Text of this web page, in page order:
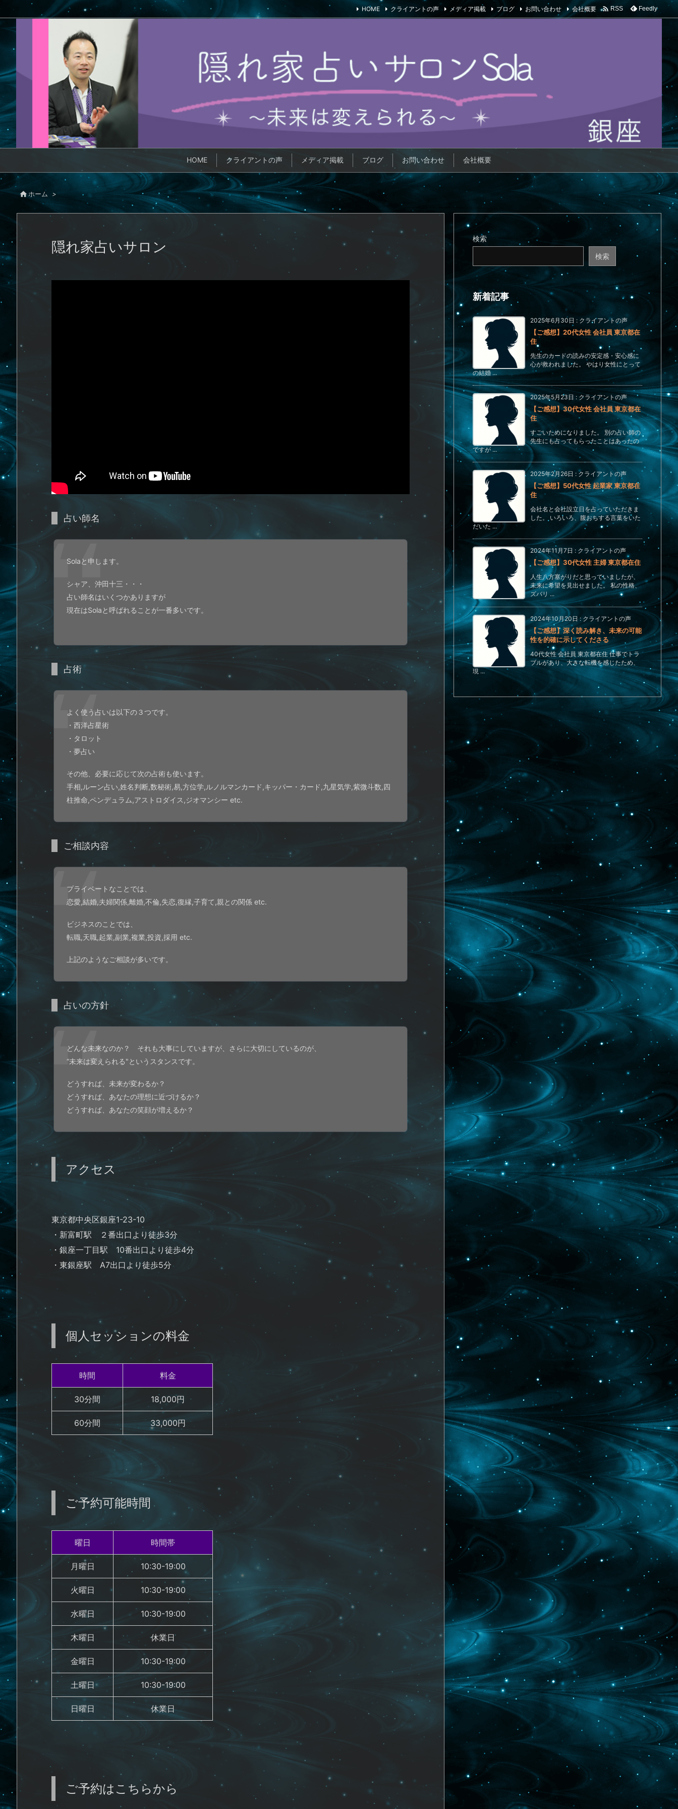
HOME クライアントの声 メディア掲載 ブログ お問い合わせ 会社概要
HOME クライアントの声 メディア掲載 ブログ お問い合わせ 会社概要  RSS Feedly
ホーム >
隠れ家占いサロン
占い師名
Solaと申します。
シャア、沖田十三・・・
占い師名はいくつかありますが
現在はSolaと呼ばれることが一番多いです。
占術
よく使う占いは以下の３つです。
・西洋占星術
・タロット
・夢占い
その他、必要に応じて次の占術も使います。
手相,ルーン占い,姓名判断,数秘術,易,方位学,ルノルマンカード,キッパー・カード,九星気学,紫微斗数,四
柱推命,ペンデュラム,アストロダイス,ジオマンシー etc.
ご相談内容
プライベートなことでは、
恋愛,結婚,夫婦関係,離婚,不倫,失恋,復縁,子育て,親との関係 etc.
ビジネスのことでは、
転職,天職,起業,副業,複業,投資,採用 etc.
上記のようなご相談が多いです。
占いの方針
どんな未来なのか？ それも大事にしていますが、さらに大切にしているのが、
“未来は変えられる"というスタンスです。
どうすれば、未来が変わるか？
どうすれば、あなたの理想に近づけるか？
どうすれば、あなたの笑顔が増えるか？
アクセス
東京都中央区銀座1-23-10
・新富町駅 ２番出口より徒歩3分
・銀座一丁目駅 10番出口より徒歩4分
・東銀座駅 A7出口より徒歩5分
個人セッションの料金
時間 料金
30分間 18,000円
60分間 33,000円
ご予約可能時間
曜日 時間帯
月曜日 10:30-19:00
火曜日 10:30-19:00
水曜日 10:30-19:00
木曜日 休業日
金曜日 10:30-19:00
土曜日 10:30-19:00
日曜日 休業日
ご予約はこちらから
検索
検索
新着記事
2025年6月30日 : クライアントの声
【ご感想】20代女性 会社員 東京都在
住
先生のカードの読みの安定感・安心感に
心が救われました。 やはり女性にとって
の結婚 ...
2025年5月23日 : クライアントの声
【ご感想】30代女性 会社員 東京都在
住
すごいためになりました。 別の占い師の
先生にも占ってもらったことはあったの
ですが ...
2025年2月26日 : クライアントの声
【ご感想】50代女性 起業家 東京都在
住
会社名と会社設立日を占っていただきま
した。 いろいろ、腹おちする言葉をいた
だいた ...
2024年11月7日 : クライアントの声
【ご感想】30代女性 主婦 東京都在住
人生八方塞がりだと思っていましたが、
未来に希望を見出せました。 私の性格、
ズバリ ...
2024年10月20日 : クライアントの声
【ご感想】深く読み解き、未来の可能
性を的確に示してくださる
40代女性 会社員 東京都在住 仕事でトラ
ブルがあり、大きな転機を感じたため、
現 ...